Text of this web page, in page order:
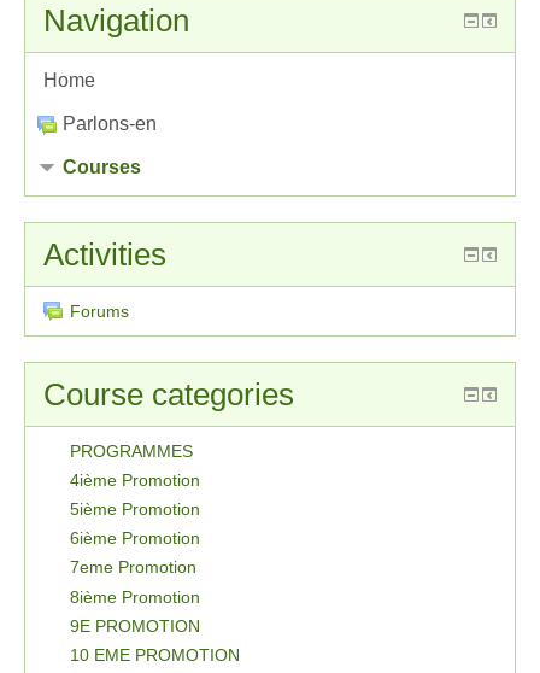
Navigation
Home
Parlons-en
Courses
Activities
Forums
Course categories
PROGRAMMES
4ième Promotion
5ième Promotion
6ième Promotion
7eme Promotion
8ième Promotion
9E PROMOTION
10 EME PROMOTION